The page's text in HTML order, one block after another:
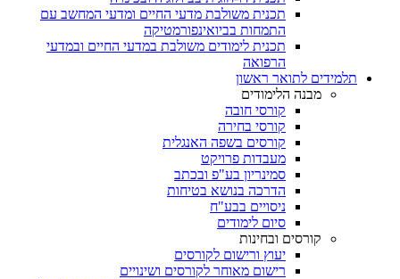
תכנית משולבת מדעי החיים ומדעי המחשב עם
התמחות בביואינפורמטיקה
תכנית לימודים משולבת במדעי החיים ובמדעי
הרפואה
תלמידים לתואר ראשון
מבנה הלימודים
קורסי חובה
קורסי בחירה
קורסים בשפה האנגלית
מעבדות פרויקט
סמינריון בע"פ ובכתב
הדרכה בנושא בטיחות
ניסויים בבע"ח
סיום לימודים
קורסים ובחינות
יעוץ ורישום לקורסים
רישום מאוחר לקורסים ושינויים